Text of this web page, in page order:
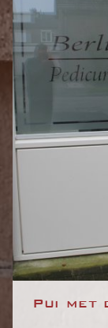
Pui met